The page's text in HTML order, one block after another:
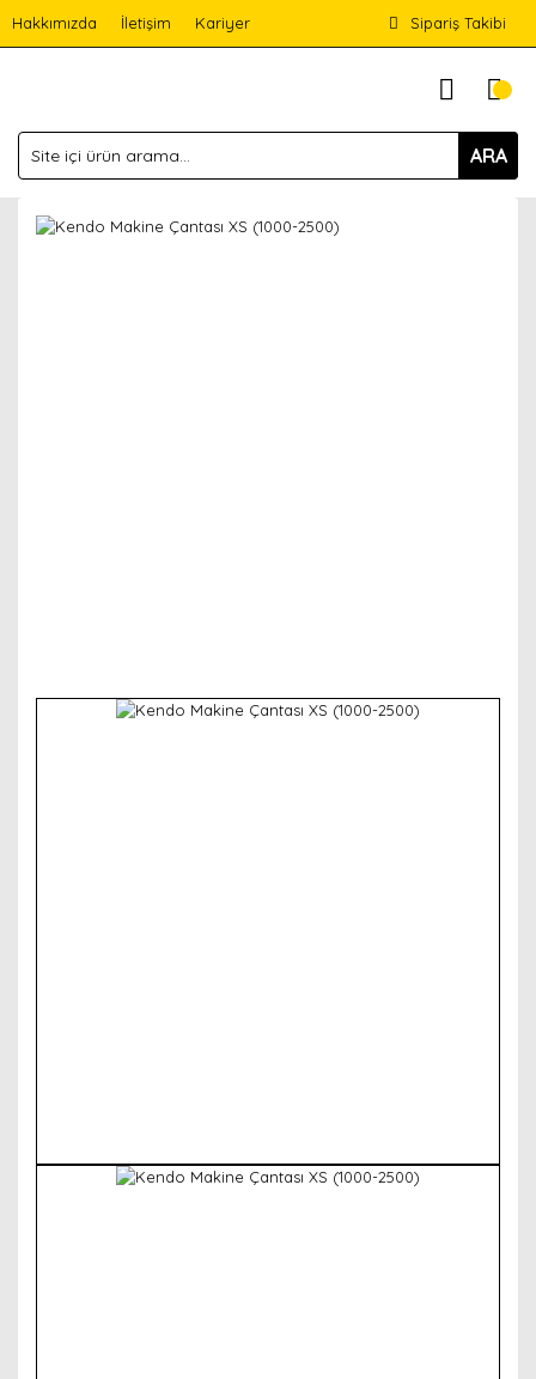
Hakkımızda İletişim Kariyer Sipariş Takibi
ARA